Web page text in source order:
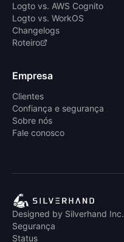
Logto vs. AWS Cognito
Logto vs. WorkOS
Changelogs
Roteiro
Empresa
Clientes
Confiança e segurança
Sobre nós
Fale conosco
Designed by Silverhand Inc.
Segurança
Status